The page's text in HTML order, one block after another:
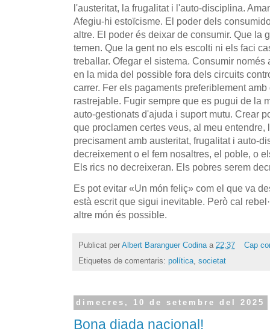
l'austeritat, la frugalitat i l'auto-disciplina.
Afegiu-hi estoïcisme. El poder dels
altre. El poder és deixar de consumir. Que la
temen. Que la gent no els escolti ni els faci
treballar. Ofegar el sistema. Consumir
en la mida del possible fora dels circuits
carrer. Fer els pagaments preferiblement amb
rastrejable. Fugir sempre que es pugui de la
auto-gestionats d'ajuda i suport mutu. Crear
que proclamen certes veus, al meu entendre,
precisament amb austeritat, frugalitat i auto-
decreixement o el fem nosaltres, el poble, o
Els rics no decreixeran. Els pobres serem
Es pot evitar «Un món feliç» com el que va
està escrit que sigui inevitable. Però cal
altre món és possible.
Publicat per Albert Baranguer Codina a 22:37
Cap
Etiquetes de comentaris: política, societat
dimecres, 10 de setembre del 2025
Bona diada nacional!